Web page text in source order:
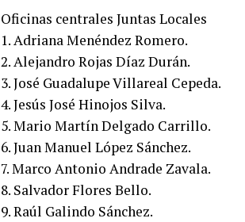
Oficinas centrales Juntas Locales
1. Adriana Menéndez Romero.
2. Alejandro Rojas Díaz Durán.
3. José Guadalupe Villareal Cepeda.
4. Jesús José Hinojos Silva.
5. Mario Martín Delgado Carrillo.
6. Juan Manuel López Sánchez.
7. Marco Antonio Andrade Zavala.
8. Salvador Flores Bello.
9. Raúl Galindo Sánchez.